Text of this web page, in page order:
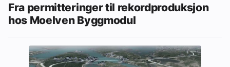
Fra permitteringer til rekordproduksjon
hos Moelven Byggmodul